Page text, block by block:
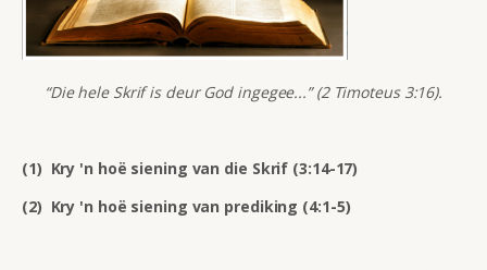
“Die hele Skrif is deur God ingegee...” (2 Timoteus 3:16).
(1) Kry 'n hoë siening van die Skrif (3:14-17)
(2) Kry 'n hoë siening van prediking (4:1-5)